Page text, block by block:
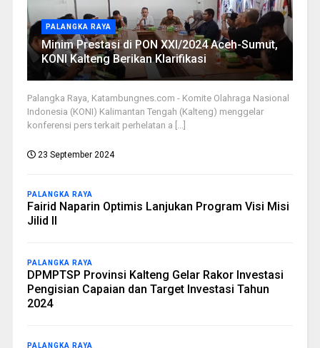
PALANGKA RAYA
Minim Prestasi di PON XXI/2024 Aceh-Sumut,
KONI Kalteng Berikan Klarifikasi
Palangka Raya, Katambungnes.com - Komite Olahraga Nasional
Indonesia (KONI) Kalimantan Tengah (Kalteng) menggelar
konferensi pers terkait perhelatan a [...]
23 September 2024
PALANGKA RAYA
Fairid Naparin Optimis Lanjukan Program Visi Misi
Jilid II
PALANGKA RAYA
DPMPTSP Provinsi Kalteng Gelar Rakor Investasi
Pengisian Capaian dan Target Investasi Tahun
2024
PALANGKA RAYA